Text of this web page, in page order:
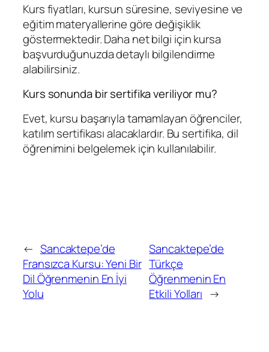
Kurs fiyatları, kursun süresine, seviyesine ve
eğitim materyallerine göre değişiklik
göstermektedir. Daha net bilgi için kursa
başvurduğunuzda detaylı bilgilendirme
alabilirsiniz.
Kurs sonunda bir sertifika veriliyor mu?
Evet, kursu başarıyla tamamlayan öğrenciler,
katılım sertifikası alacaklardır. Bu sertifika, dil
öğrenimini belgelemek için kullanılabilir.
← Sancaktepe’de
Fransızca Kursu: Yeni Bir
Dil Öğrenmenin En İyi
Yolu
Sancaktepe’de
Türkçe
Öğrenmenin En
Etkili Yolları →